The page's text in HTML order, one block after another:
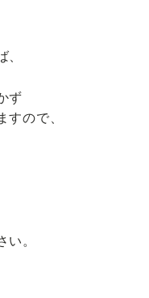
ず
ので、
。